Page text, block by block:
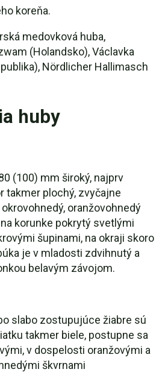
koreňa.
medovková huba,
(Holandsko), Václavka
Nördlicher Hallimasch
huby
(100) mm široký, najprv
takmer plochý, zvyčajne
oranžovohnedý
korunke pokrytý svetlými
šupinami, na okraji skoro
je v mladosti zdvihnutý a
belavým závojom.
slabo zostupujúce žiabre sú
takmer biele, postupne sa
v dospelosti oranžovými a
škvrnami